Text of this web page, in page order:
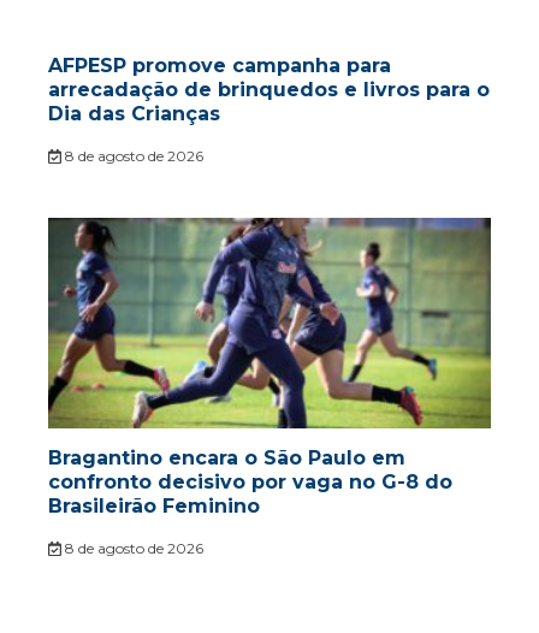
AFPESP promove campanha para
arrecadação de brinquedos e livros para o
Dia das Crianças
8 de agosto de 2026
Bragantino encara o São Paulo em
confronto decisivo por vaga no G-8 do
Brasileirão Feminino
8 de agosto de 2026